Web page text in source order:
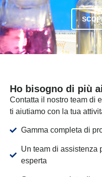
Ho bisogno di più
Contatta il nostro team di
ti aiutiamo con la tua
Gamma completa di
Un team di assistenza
esperta